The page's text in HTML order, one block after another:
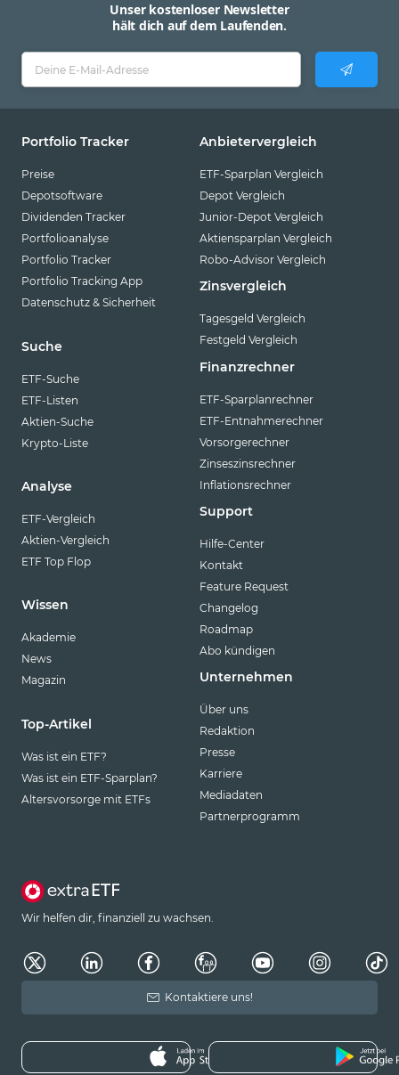
Unser kostenloser Newsletter
hält dich auf dem Laufenden.
Portfolio Tracker
Preise
Depotsoftware
Dividenden Tracker
Portfolioanalyse
Portfolio Tracker
Portfolio Tracking App
Datenschutz & Sicherheit
Suche
ETF-Suche
ETF-Listen
Aktien-Suche
Krypto-Liste
Analyse
ETF-Vergleich
Aktien-Vergleich
ETF Top Flop
Wissen
Akademie
News
Magazin
Top-Artikel
Was ist ein ETF?
Was ist ein ETF-Sparplan?
Altersvorsorge mit ETFs
Anbietervergleich
ETF-Sparplan Vergleich
Depot Vergleich
Junior-Depot Vergleich
Aktiensparplan Vergleich
Robo-Advisor Vergleich
Zinsvergleich
Tagesgeld Vergleich
Festgeld Vergleich
Finanzrechner
ETF-Sparplanrechner
ETF-Entnahmerechner
Vorsorgerechner
Zinseszinsrechner
Inflationsrechner
Support
Hilfe-Center
Kontakt
Feature Request
Changelog
Roadmap
Abo kündigen
Unternehmen
Über uns
Redaktion
Presse
Karriere
Mediadaten
Partnerprogramm
Wir helfen dir, finanziell zu wachsen.
Kontaktiere uns!